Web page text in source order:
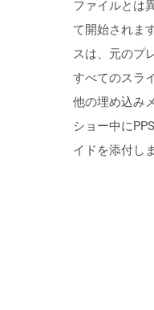
ファイルとは
て開始されま
スは、元のプ
すべてのスラ
他の埋め込み
ショー中に
イドを添付し